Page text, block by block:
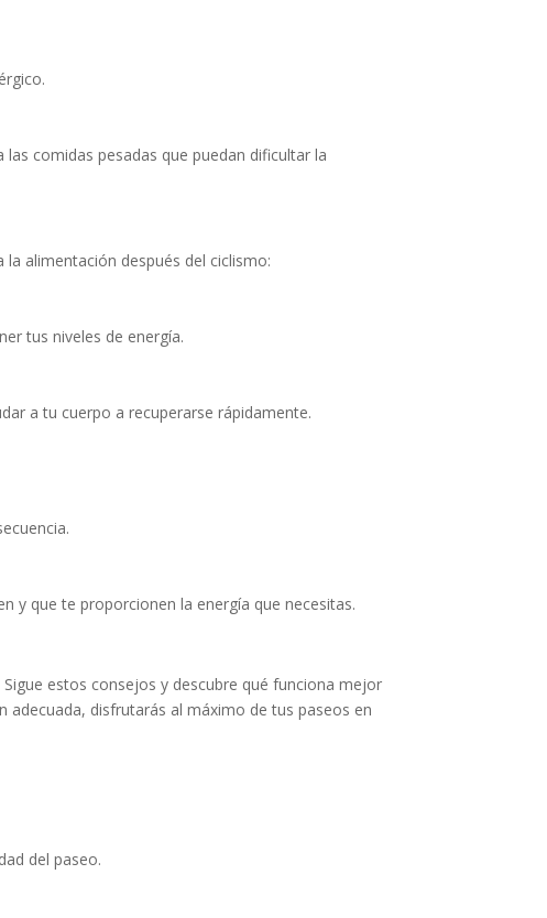
comidas pesadas que puedan dificultar la
alimentación después del ciclismo:
tus niveles de energía.
a tu cuerpo a recuperarse rápidamente.
y que te proporcionen la energía que necesitas.
estos consejos y descubre qué funciona mejor
disfrutarás al máximo de tus paseos en
del paseo.